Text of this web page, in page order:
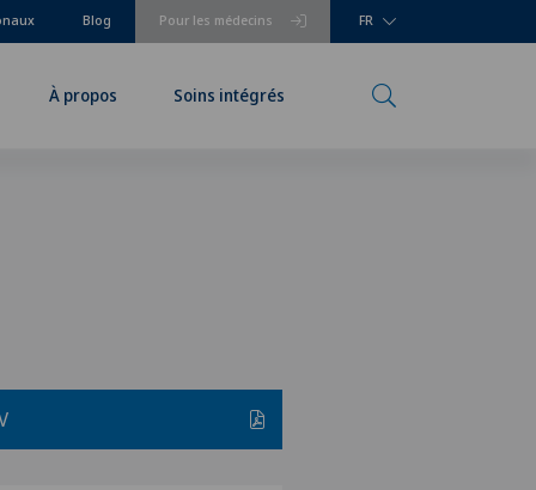
Pour les médecins
Blog FR
À propos Soins intégrés